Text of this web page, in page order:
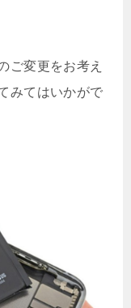
ご変更をお考え
みてはいかがで